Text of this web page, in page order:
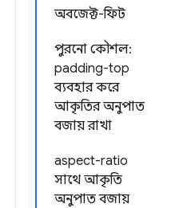
অবজেক্ট-ফিট
পুরনো কৌশল:
padding-top
ব্যবহার করে
আকৃতির অনুপাত
বজায় রাখা
aspect-ratio
সাথে আকৃতি
অনুপাত বজায়